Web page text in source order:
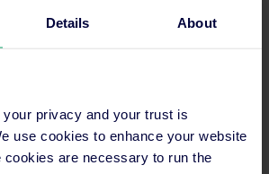
Details About
privacy and your trust is
use cookies to enhance your website
cookies are necessary to run the
คืออะไร? ใช้ทำอะไร?
GDS ระบบจัดจำหน่าย